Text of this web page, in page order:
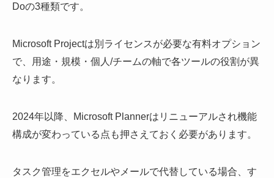
Doの3種類です。
Microsoft Projectは別ライセンスが必要な有料オプション
で、用途・規模・個人/チームの軸で各ツールの役割が異
なります。
2024年以降、Microsoft Plannerはリニューアルされ機能
構成が変わっている点も押さえておく必要があります。
タスク管理をエクセルやメールで代替している場合、す